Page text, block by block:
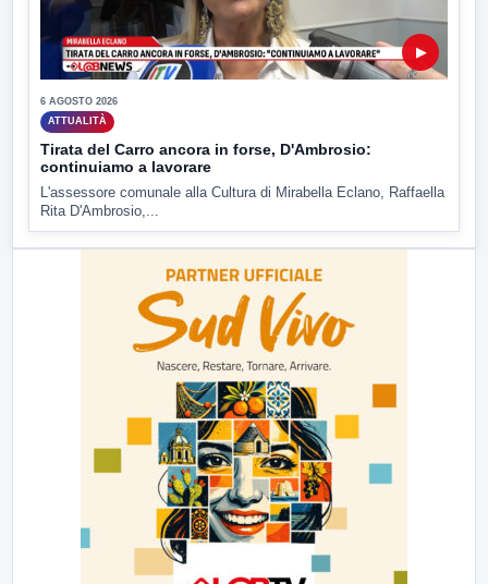
▶
6 AGOSTO 2026
ATTUALITÀ
Tirata del Carro ancora in forse, D'Ambrosio:
continuiamo a lavorare
L'assessore comunale alla Cultura di Mirabella Eclano, Raffaella
Rita D'Ambrosio,...